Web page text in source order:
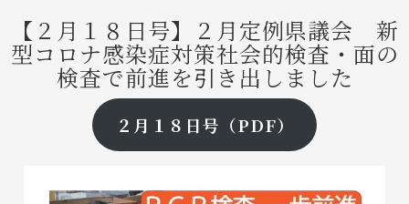
【２月１８日号】 ２月定例県議会 新
型コロナ感染症対策社会的検査・面の
検査で前進を引き出しました
２月１８日号（PDF）